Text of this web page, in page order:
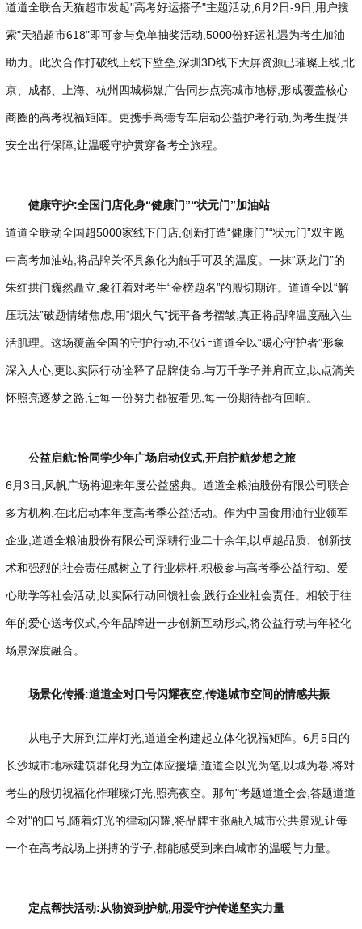
道道全联合天猫超市发起"高考好运搭子"主题活动,6月2日-9日,用户搜
索"天猫超市618"即可参与免单抽奖活动,5000份好运礼遇为考生加油
助力。此次合作打破线上线下壁垒,深圳3D线下大屏资源已璀璨上线,北
京、成都、上海、杭州四城梯媒广告同步点亮城市地标,形成覆盖核心
商圈的高考祝福矩阵。更携手高德专车启动公益护考行动,为考生提供
安全出行保障,让温暖守护贯穿备考全旅程。
健康守护:全国门店化身“健康门”“状元门”加油站
道道全联动全国超5000家线下门店,创新打造“健康门”“状元门”双主题
中高考加油站,将品牌关怀具象化为触手可及的温度。一抹“跃龙门”的
朱红拱门巍然矗立,象征着对考生“金榜题名”的殷切期许。道道全以“解
压玩法”破题情绪焦虑,用“烟火气”抚平备考褶皱,真正将品牌温度融入生
活肌理。这场覆盖全国的守护行动,不仅让道道全以“暖心守护者”形象
深入人心,更以实际行动诠释了品牌使命:与万千学子并肩而立,以点滴关
怀照亮逐梦之路,让每一份努力都被看见,每一份期待都有回响。
公益启航:恰同学少年广场启动仪式,开启护航梦想之旅
6月3日,风帆广场将迎来年度公益盛典。道道全粮油股份有限公司联合
多方机构,在此启动本年度高考季公益活动。作为中国食用油行业领军
企业,道道全粮油股份有限公司深耕行业二十余年,以卓越品质、创新技
术和强烈的社会责任感树立了行业标杆,积极参与高考季公益行动、爱
心助学等社会活动,以实际行动回馈社会,践行企业社会责任。相较于往
年的爱心送考仪式,今年品牌进一步创新互动形式,将公益行动与年轻化
场景深度融合。
场景化传播:道道全对口号闪耀夜空,传递城市空间的情感共振
从电子大屏到江岸灯光,道道全构建起立体化祝福矩阵。6月5日的
长沙城市地标建筑群化身为立体应援墙,道道全以光为笔,以城为卷,将对
考生的殷切祝福化作璀璨灯光,照亮夜空。那句"考题道道全会,答题道道
全对"的口号,随着灯光的律动闪耀,将品牌主张融入城市公共景观,让每
一个在高考战场上拼搏的学子,都能感受到来自城市的温暖与力量。
定点帮扶活动:从物资到护航,用爱守护传递坚实力量